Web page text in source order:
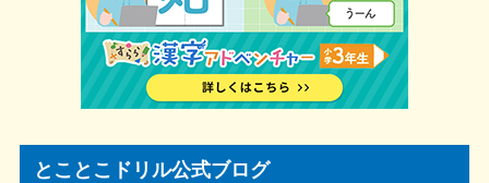
とことこドリル公式ブログ